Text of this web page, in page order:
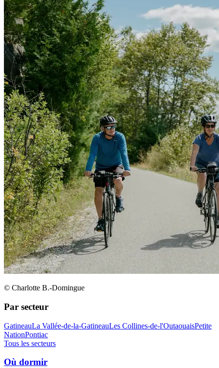
© Charlotte B.-Domingue
Par secteur
GatineauLa Vallée-de-la-GatineauLes Collines-de-l'OutaouaisPetite
NationPontiac
Tous les secteurs
Où dormir